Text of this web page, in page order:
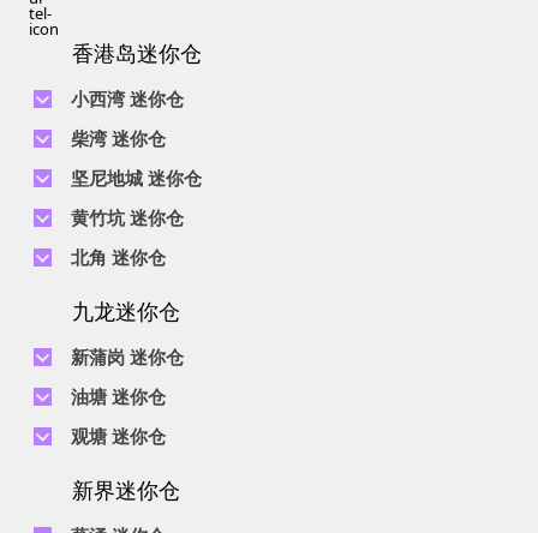
香港岛迷你仓
小西湾 迷你仓
电话 :2111 1062
地址 : 柴湾新业街5号王子工业大厦4楼
地址 : 柴湾新业街11号森龙工业大厦7楼B室
柴湾 迷你仓
电话 :2194 0038
地址 : 柴湾祥利街7号万峰工业大厦6楼C室
地址 : 柴湾利众街20号柴湾中心工业大厦6楼B室及14楼B1室
坚尼地城 迷你仓
电话 : 2623 0280
地址 : 坚尼地城士美菲路12P号祥兴工业大厦9楼
黄竹坑 迷你仓
电话 :2680 9691
地址 : 黄竹坑道18号瑞琪工业大厦14楼A室
电话 :2116 8113
北角 迷你仓
地址 : 香港屈臣道4-6号海景大厦B座10楼4&6室
九龙迷你仓
新蒲岗 迷你仓
电话 :2111 0509
地址 : 新蒲岗景福街106号太子工业大厦15楼B室
地址 : 新蒲岗五芳街8号利嘉工业大厦9楼CD室
电话 :2116 5165
油塘 迷你仓
电话 :2623 0300
地址 : 油塘四山街4号华辉工业大厦一楼C室
观塘 迷你仓
地址 : 观塘伟业街146号美嘉工业大厦5楼A室
新界迷你仓